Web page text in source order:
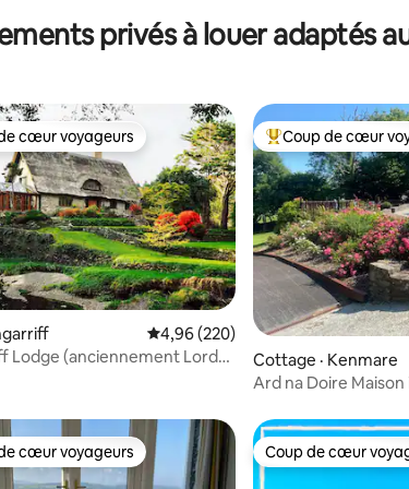
privés à louer adaptés
5, 273 commentaires
voyageurs parmi les plus aimés
cœur voyageurs
Note moyenne de 4,96 sur 5, 220
4,96 (220)
Lodge (anciennement Lord
Coup de cœur
Coup de cœur
Cottage · Kenmare
Ard na Doire
voyageurs parmi les plus aimés
cœur voyageurs Coup de cœur
Coup de cœur